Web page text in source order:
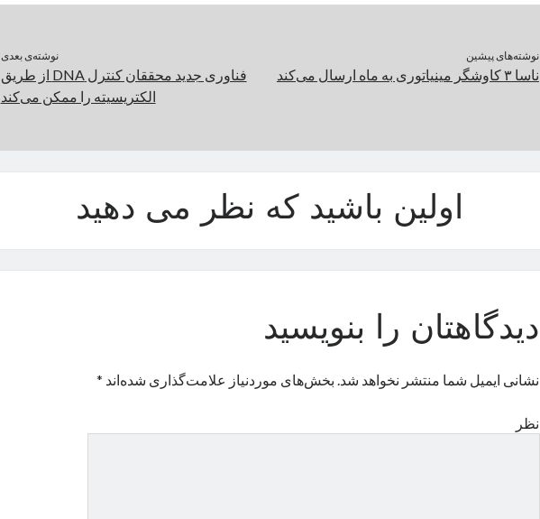
نوشته‌های پیشین
ناسا ۳ کاوشگر مینیاتوری به ماه ارسال می‌کند
نوشته‌ی بعدی
فناوری جدید محققان کنترل DNA از طریق
الکتریسیته را ممکن می‌کند
اولین باشید که نظر می دهید
دیدگاهتان را بنویسید
نشانی ایمیل شما منتشر نخواهد شد. بخش‌های موردنیاز علامت‌گذاری شده‌اند *
نظر